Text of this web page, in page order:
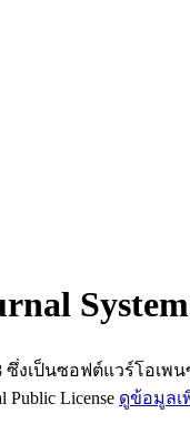
ซึ่งเป็นซอฟต์แวร์โ
License ดูข้อมูลเ